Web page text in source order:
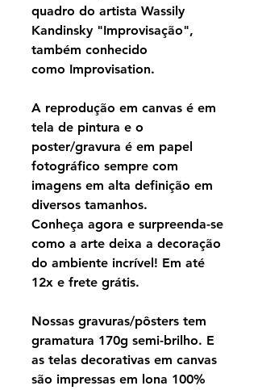
quadro do artista Wassily
Kandinsky "Improvisação",
também conhecido
como Improvisation.
A reprodução em canvas é em
tela de pintura e o
poster/gravura é em papel
fotográfico sempre com
imagens em alta definição em
diversos tamanhos.
Conheça agora e surpreenda-se
como a arte deixa a decoração
do ambiente incrível! Em até
12x e frete grátis.
Nossas gravuras/pôsters tem
gramatura 170g semi-brilho. E
as telas decorativas em canvas
são impressas em lona 100%